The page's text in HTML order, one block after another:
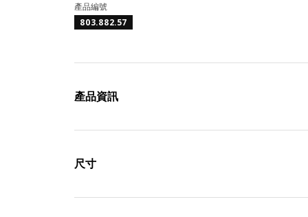
產品編號
803.882.57
產品資訊
尺寸